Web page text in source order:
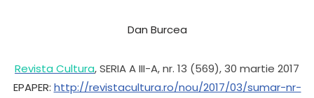
Dan Burcea
Revista Cultura, SERIA A III-A, nr. 13 (569), 30 martie 2017
EPAPER: http://revistacultura.ro/nou/2017/03/sumar-nr-